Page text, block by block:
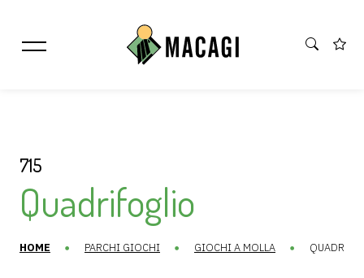
715
Quadrifoglio
HOME PARCHI GIOCHI GIOCHI A MOLLA